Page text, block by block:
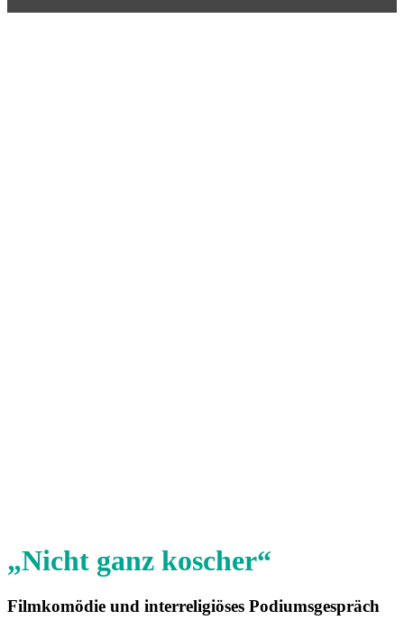
„Nicht ganz koscher“
Filmkomödie und interreligiöses Podiumsgespräch